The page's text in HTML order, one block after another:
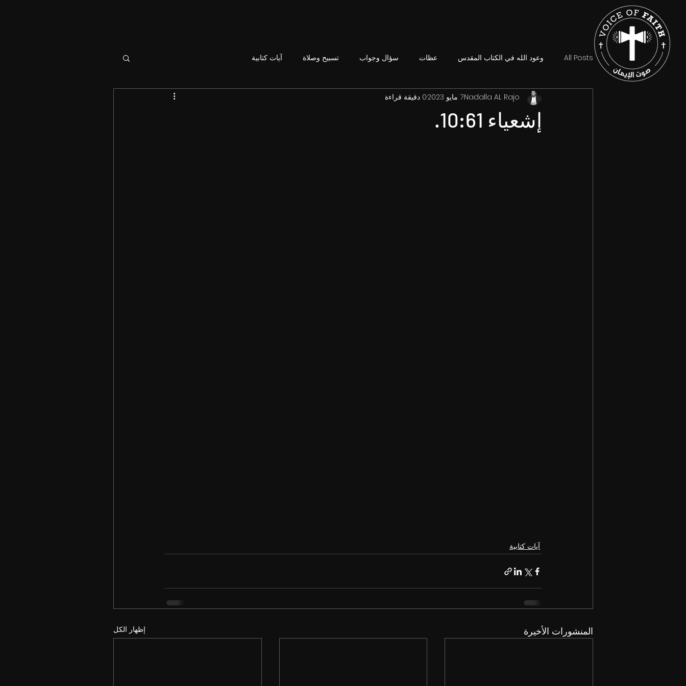
All Posts وعود الله في الكتاب المقدس عظات سؤال وجواب تسبيح وصلاة آيات كتابية
إشعياء 10:61.
Nadalla AL Rajo7 مايو 2023 0 دقيقة قراءة
آيات كتابية
المنشورات الأخيرة إظهار الكل